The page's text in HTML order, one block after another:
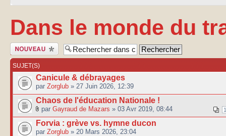
Dans le monde du
Publier un
nouveau sujet
SUJET(S)
Canicule & débrayages
par Zorglub » 27 Juin 2026, 12:39
Chaos de l'éducation Nationale !
1
par Gayraud de Mazars » 03 Avr 2019, 08:44
Forvia : grève vs. hymne ducon
par Zorglub » 20 Mars 2026, 23:04